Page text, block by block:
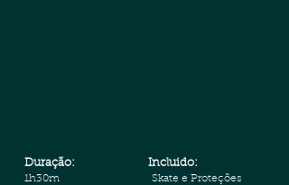
Duração: Incluido:
1h30m Skate e Proteções